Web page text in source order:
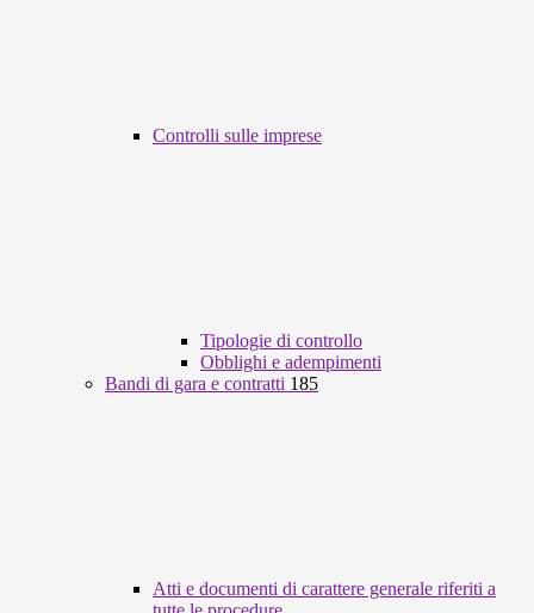
Controlli sulle imprese
Tipologie di controllo
Obblighi e adempimenti
Bandi di gara e contratti 185
Atti e documenti di carattere generale riferiti a